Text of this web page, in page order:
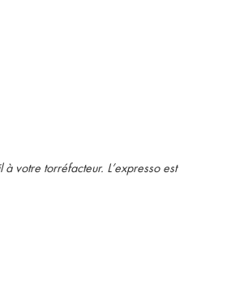
votre torréfacteur. L’expresso est